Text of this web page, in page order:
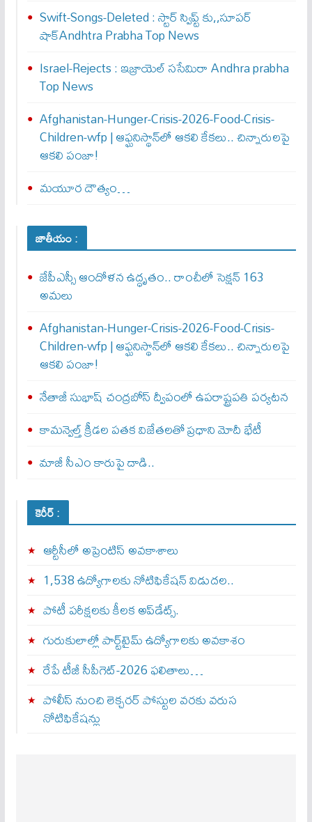
Swift-Songs-Deleted : స్టార్ స్విప్ట్ కు,,సూప‌ర్
షాక్Andhtra Prabha Top News
Israel-Rejects : ఇజ్రాయెల్ స‌సేమిరా Andhra prabha
Top News
Afghanistan-Hunger-Crisis-2026-Food-Crisis-
Children-wfp | ఆఫ్ఘనిస్థాన్‌లో ఆకలి కేకలు.. చిన్నారులపై
ఆకలి పంజా!
మయూర దౌత్యం…
జాతీయం :
జేపీఎస్సీ ఆందోళన ఉద్ధృతం.. రాంచీలో సెక్షన్‌ 163
అమలు
Afghanistan-Hunger-Crisis-2026-Food-Crisis-
Children-wfp | ఆఫ్ఘనిస్థాన్‌లో ఆకలి కేకలు.. చిన్నారులపై
ఆకలి పంజా!
నేతాజీ సుభాష్ చంద్రబోస్ ద్వీపంలో ఉపరాష్ట్రపతి పర్యటన
కామన్వెల్త్‌ క్రీడల పతక విజేతలతో ప్రధాని మోదీ భేటీ
మాజీ సీఎం కారుపై దాడి..
కెరీర్ :
ఆర్టీసీలో అప్రెంటిస్‌ అవకాశాలు
1,538 ఉద్యోగాలకు నోటిఫికేషన్ విడుదల..
పోటీ పరీక్షలకు కీలక అప్‌డేట్స్.
గురుకులాల్లో పార్ట్‌టైమ్ ఉద్యోగాలకు అవకాశం
రేపే టీజీ సీపీగెట్‌-2026 ఫలితాలు…
పోలీస్ నుంచి లెక్చరర్ పోస్టుల వరకు వరుస
నోటిఫికేషన్లు